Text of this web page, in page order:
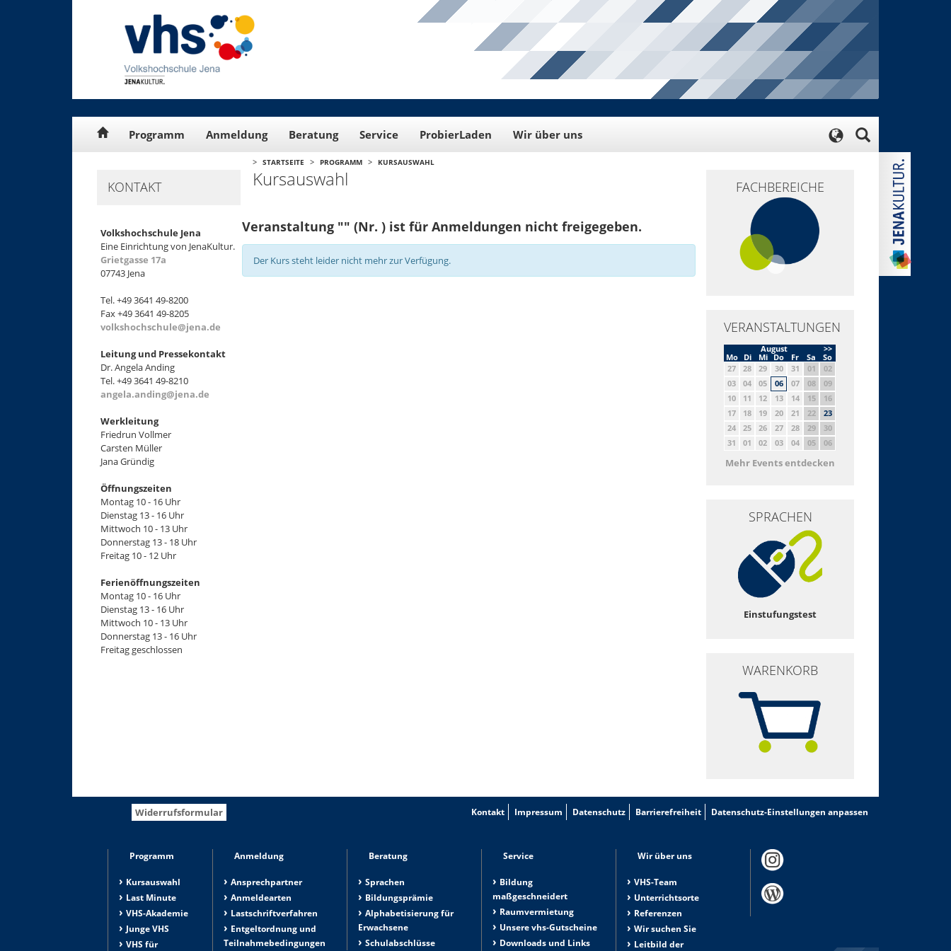
Programm Anmeldung Beratung Service ProbierLaden Wir über uns
KONTAKT
Volkshochschule Jena
Eine Einrichtung von JenaKultur.
Grietgasse 17a
07743 Jena
Tel. +49 3641 49-8200
Fax +49 3641 49-8205
volkshochschule@jena.de
Leitung und Pressekontakt
Dr. Angela Anding
Tel. +49 3641 49-8210
angela.anding@jena.de
Werkleitung
Friedrun Vollmer
Carsten Müller
Jana Gründig
Öffnungszeiten
Montag 10 - 16 Uhr
Dienstag 13 - 16 Uhr
Mittwoch 10 - 13 Uhr
Donnerstag 13 - 18 Uhr
Freitag 10 - 12 Uhr
Ferienöffnungszeiten
Montag 10 - 16 Uhr
Dienstag 13 - 16 Uhr
Mittwoch 10 - 13 Uhr
Donnerstag 13 - 16 Uhr
Freitag geschlossen
> STARTSEITE > PROGRAMM > KURSAUSWAHL
Kursauswahl
Veranstaltung "" (Nr. ) ist für Anmeldungen nicht freigegeben.
Der Kurs steht leider nicht mehr zur Verfügung.
FACHBEREICHE
VERANSTALTUNGEN
>>
August
Mo
Di Mi Do Fr Sa
So
27
28 29 30 31 01
02
03
04 05 06 07 08
09
10
11 12 13 14 15
16
17
18 19 20 21 22
23
24
25 26 27 28 29
30
31
01 02 03 04 05 06
Mehr Events entdecken
SPRACHEN
Einstufungstest
WARENKORB
Widerrufsformular Kontakt Impressum Datenschutz Barrierefreiheit Datenschutz-Einstellungen anpassen
Programm
Kursauswahl
Last Minute
VHS-Akademie
Junge VHS
VHS für
Anmeldung
Ansprechpartner
Anmeldearten
Lastschriftverfahren
Entgeltordnung und
Teilnahmebedingungen
Beratung
Sprachen
Bildungsprämie
Alphabetisierung für
Erwachsene
Schulabschlüsse
Service
Bildung
maßgeschneidert
Raumvermietung
Unsere vhs-Gutscheine
Downloads und Links
Wir über uns
VHS-Team
Unterrichtsorte
Referenzen
Wir suchen Sie
Leitbild der